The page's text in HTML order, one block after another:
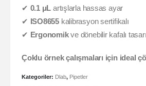
✔ 0.1 μL artışlarla hassas ayar
✔ ISO8655 kalibrasyon sertifikalı
✔ Ergonomikve dönebilir kafalı
Çoklu örnek çalışmaları için ideal
Kategoriler: Dlab, Pipetler